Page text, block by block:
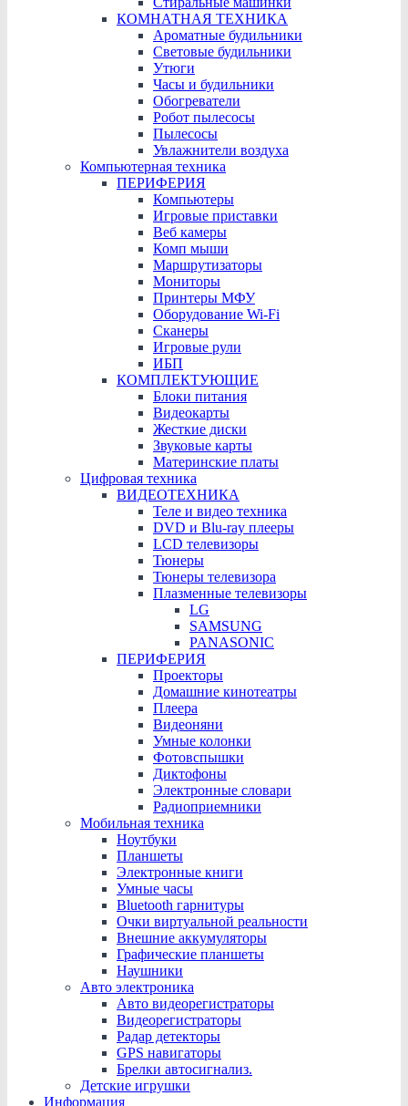
КОМНАТНАЯ ТЕХНИКА
Ароматные будильники
Световые будильники
Утюги
Часы и будильники
Обогреватели
Робот пылесосы
Пылесосы
Увлажнители воздуха
Компьютерная техника
ПЕРИФЕРИЯ
Компьютеры
Игровые приставки
Веб камеры
Комп мыши
Маршрутизаторы
Мониторы
Принтеры МФУ
Оборудование Wi-Fi
Сканеры
Игровые рули
ИБП
КОМПЛЕКТУЮЩИЕ
Блоки питания
Видеокарты
Жесткие диски
Звуковые карты
Материнские платы
Цифровая техника
ВИДЕОТЕХНИКА
Теле и видео техника
DVD и Blu-ray плееры
LCD телевизоры
Тюнеры
Тюнеры телевизора
Плазменные телевизоры
LG
SAMSUNG
PANASONIC
ПЕРИФЕРИЯ
Проекторы
Домашние кинотеатры
Плеера
Видеоняни
Умные колонки
Фотовспышки
Диктофоны
Электронные словари
Радиоприемники
Мобильная техника
Ноутбуки
Планшеты
Электронные книги
Умные часы
Bluetooth гарнитуры
Очки виртуальной реальности
Внешние аккумуляторы
Графические планшеты
Наушники
Авто электроника
Авто видеорегистраторы
Видеорегистраторы
Радар детекторы
GPS навигаторы
Брелки автосигнализ.
Детские игрушки
Информация